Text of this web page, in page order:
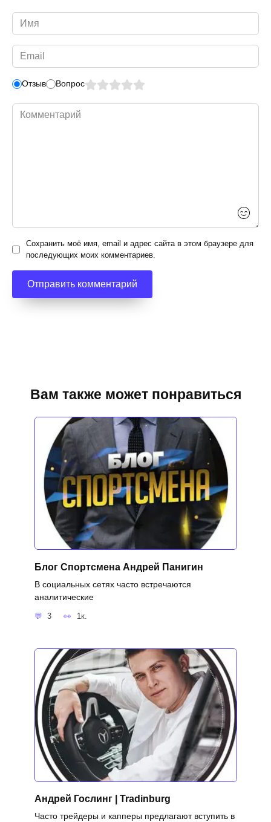
Имя
*
Email
*
Отзыв Вопрос
Комментарий
Сохранить моё имя, email и адрес сайта в этом браузере для
последующих моих комментариев.
Вам также может понравиться
Блог Спортсмена Андрей Панигин
В социальных сетях часто встречаются
аналитические
3 1к.
Андрей Гослинг | Tradinburg
Часто трейдеры и капперы предлагают вступить в